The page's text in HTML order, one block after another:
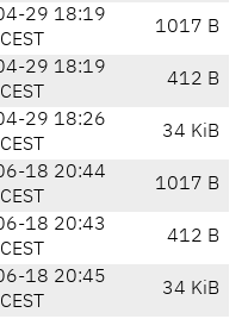
29 18:19
CEST
1017 B
29 18:19
CEST
412 B
29 18:26
CEST
34 KiB
18 20:44
CEST
1017 B
18 20:43
CEST
412 B
18 20:45
CEST
34 KiB